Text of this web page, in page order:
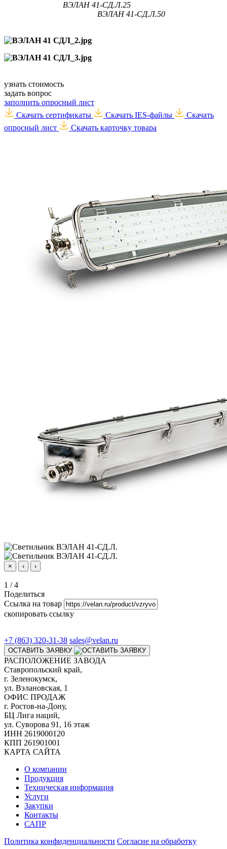
ВЭЛАН 41-СД.Л.25
ВЭЛАН 41-СД.Л.50
узнать стоимость
задать вопрос
заполнить опросный лист
Скачать сертификаты
Скачать IES-файлы
Скачать
опросный лист
Скачать карточку товара
× ‹ ›
1 /4
Поделиться
Ссылка на товар
скопировать ссылку
+7 (863) 320-31-38 sales@velan.ru
ОСТАВИТЬ ЗАЯВКУ
РАСПОЛОЖЕНИЕ ЗАВОДА
Ставропольский край,
г. Зеленокумск,
ул. Вэлановская, 1
ОФИС ПРОДАЖ
г. Ростов-на-Дону,
БЦ Лига наций,
ул. Суворова 91, 16 этаж
ИНН 2619000120
КПП 261901001
КАРТА САЙТА
О компании
Продукция
Техническая информация
Услуги
Закупки
Контакты
САПР
Политика конфиденциальности Согласие на обработку